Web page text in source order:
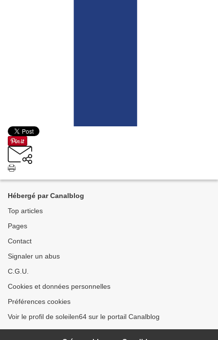
Hébergé par Canalblog
Top articles
Pages
Contact
Signaler un abus
C.G.U.
Cookies et données personnelles
Préférences cookies
Voir le profil de soleilen64 sur le portail Canalblog